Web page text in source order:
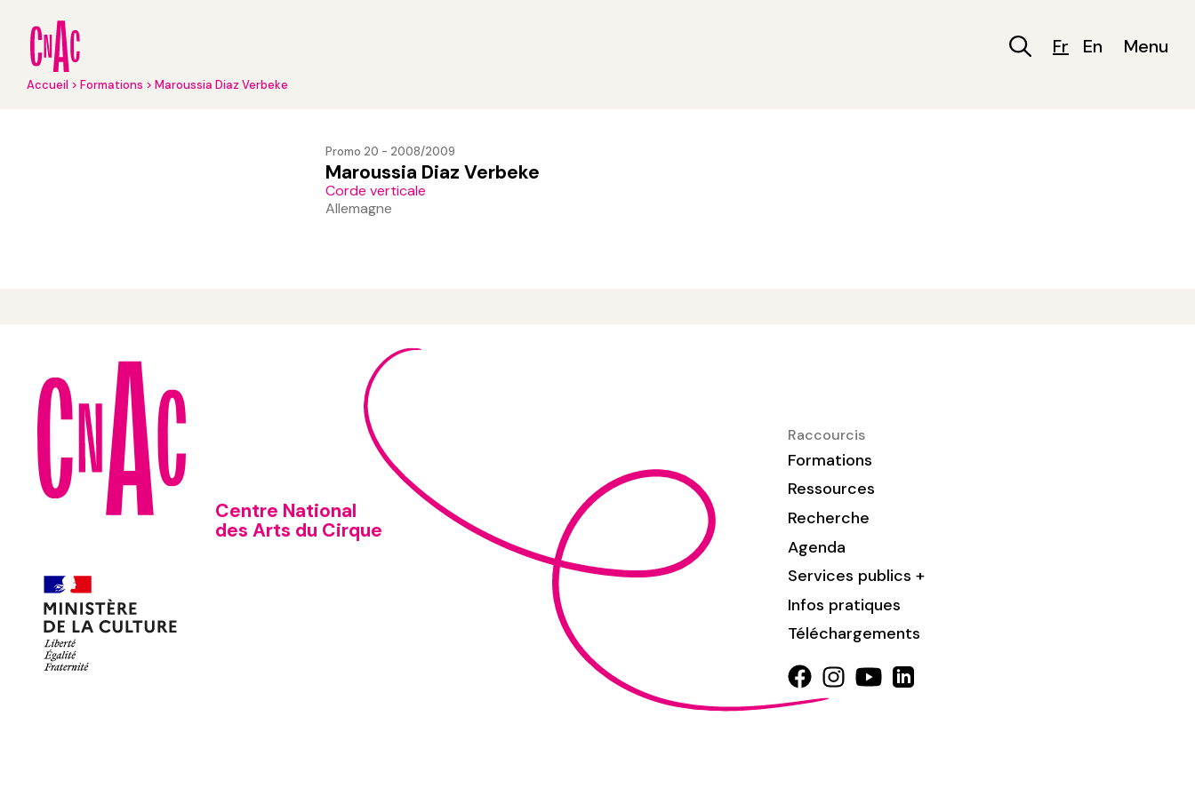
contenu
principal
Fr En Menu
Fil
Accueil Formations Maroussia Diaz Verbeke
Promo 20 - 2008/2009
Maroussia Diaz Verbeke
Corde verticale
Allemagne
Centre National
des Arts du Cirque
Raccourcis
Formations
Ressources
Recherche
Agenda
Services publics +
Infos pratiques
Téléchargements